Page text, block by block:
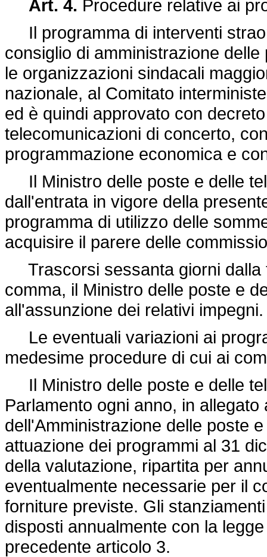
Art. 4. Procedure relative ai
Il programma di interventi
consiglio di amministrazione
le organizzazioni sindacali
nazionale, al Comitato
ed è quindi approvato con
telecomunicazioni di concerto,
programmazione economica e
Il Ministro delle poste e delle
dall'entrata in vigore della
programma di utilizzo delle
acquisire il parere delle
Trascorsi sessanta giorni dalla
comma, il Ministro delle poste e
all'assunzione dei relativi impegni.
Le eventuali variazioni ai
medesime procedure di cui ai
Il Ministro delle poste e delle
Parlamento ogni anno, in
dell'Amministrazione delle poste
attuazione dei programmi al 31
della valutazione, ripartita per
eventualmente necessarie per il
forniture previste. Gli
disposti annualmente con la
precedente articolo 3.